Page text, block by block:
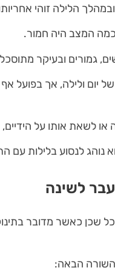
הלילה זוהי
כמה המצב היה חמור.
גמורים ובעיקר
יום ולילה, אך בפועל
או לשאת אותו על הידיים,
נוהג לנסוע בלילות עם
לשינה
שכן כאשר מדובר
השורה הבאה: